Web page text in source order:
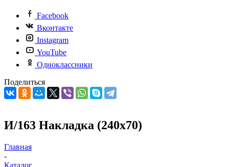
Facebook
Вконтакте
Instagram
YouTube
Одноклассники
Поделиться
И/163 Накладка (240х70)
Главная
-
Каталог